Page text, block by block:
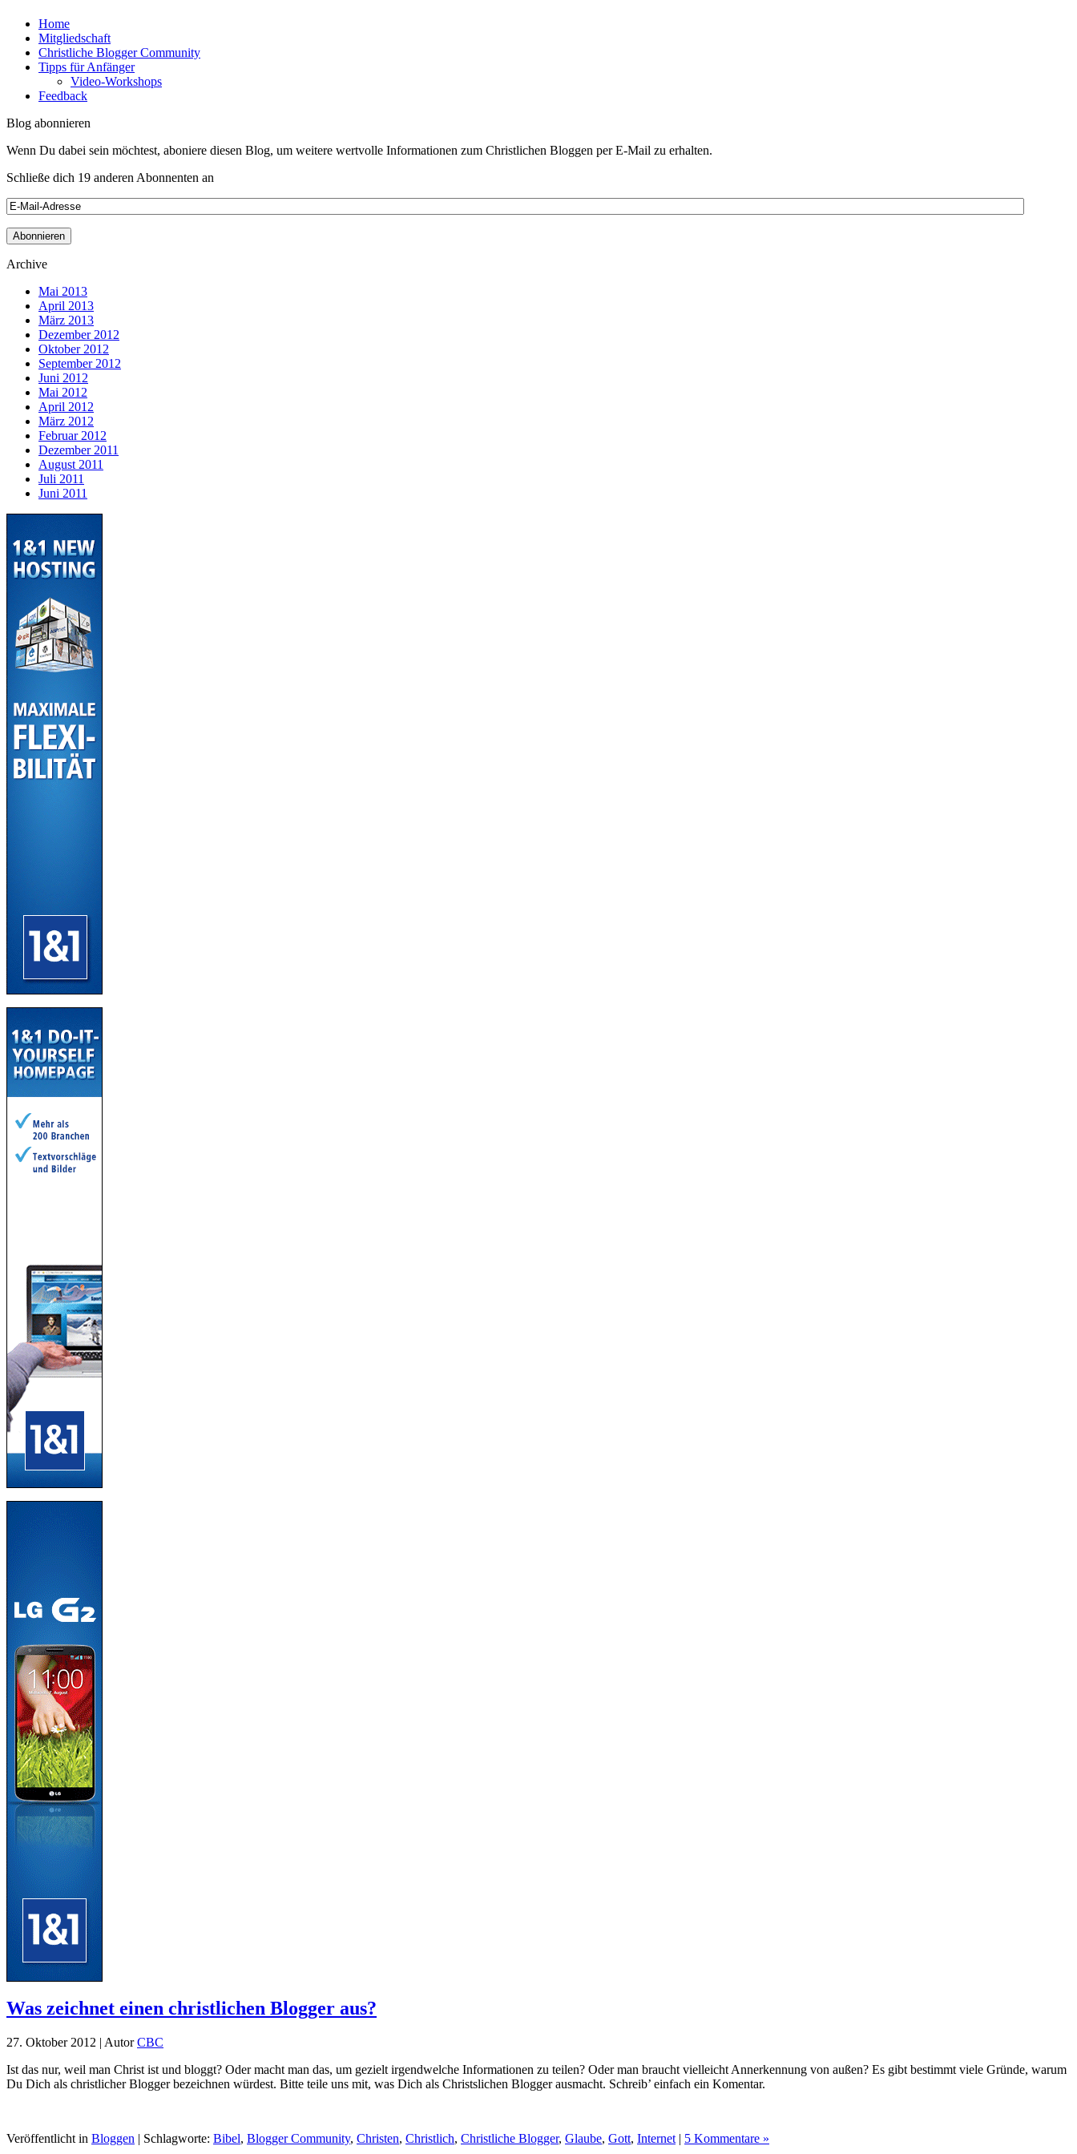
Home
Mitgliedschaft
Christliche Blogger Community
Tipps für Anfänger
Video-Workshops
Feedback
Blog abonnieren
Wenn Du dabei sein möchtest, aboniere diesen Blog, um weitere wertvolle Informationen zum Christlichen Bloggen per E-Mail zu erhalten.
Schließe dich 19 anderen Abonnenten an
Archive
Mai 2013
April 2013
März 2013
Dezember 2012
Oktober 2012
September 2012
Juni 2012
Mai 2012
April 2012
März 2012
Februar 2012
Dezember 2011
August 2011
Juli 2011
Juni 2011
Was zeichnet einen christlichen Blogger aus?
27. Oktober 2012 | AutorCBC
Ist das nur, weil man Christ ist und bloggt? Oder macht man das, um gezielt irgendwelche Informationen zu teilen? Oder man braucht vielleicht Annerkennung von außen? Es gibt bestimmt viele Gründe, warum
Du Dich als christlicher Blogger bezeichnen würdest. Bitte teile uns mit, was Dich als Christslichen Blogger ausmacht. Schreib’ einfach ein Komentar.
Veröffentlicht in Bloggen | Schlagworte: Bibel, Blogger Community, Christen, Christlich, Christliche Blogger, Glaube, Gott, Internet | 5 Kommentare »